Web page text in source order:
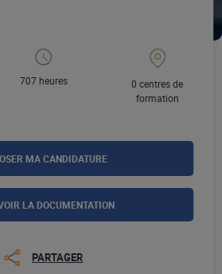
707 heures
0 centres de
formation
MA CANDIDATURE
LA DOCUMENTATION
PARTAGER